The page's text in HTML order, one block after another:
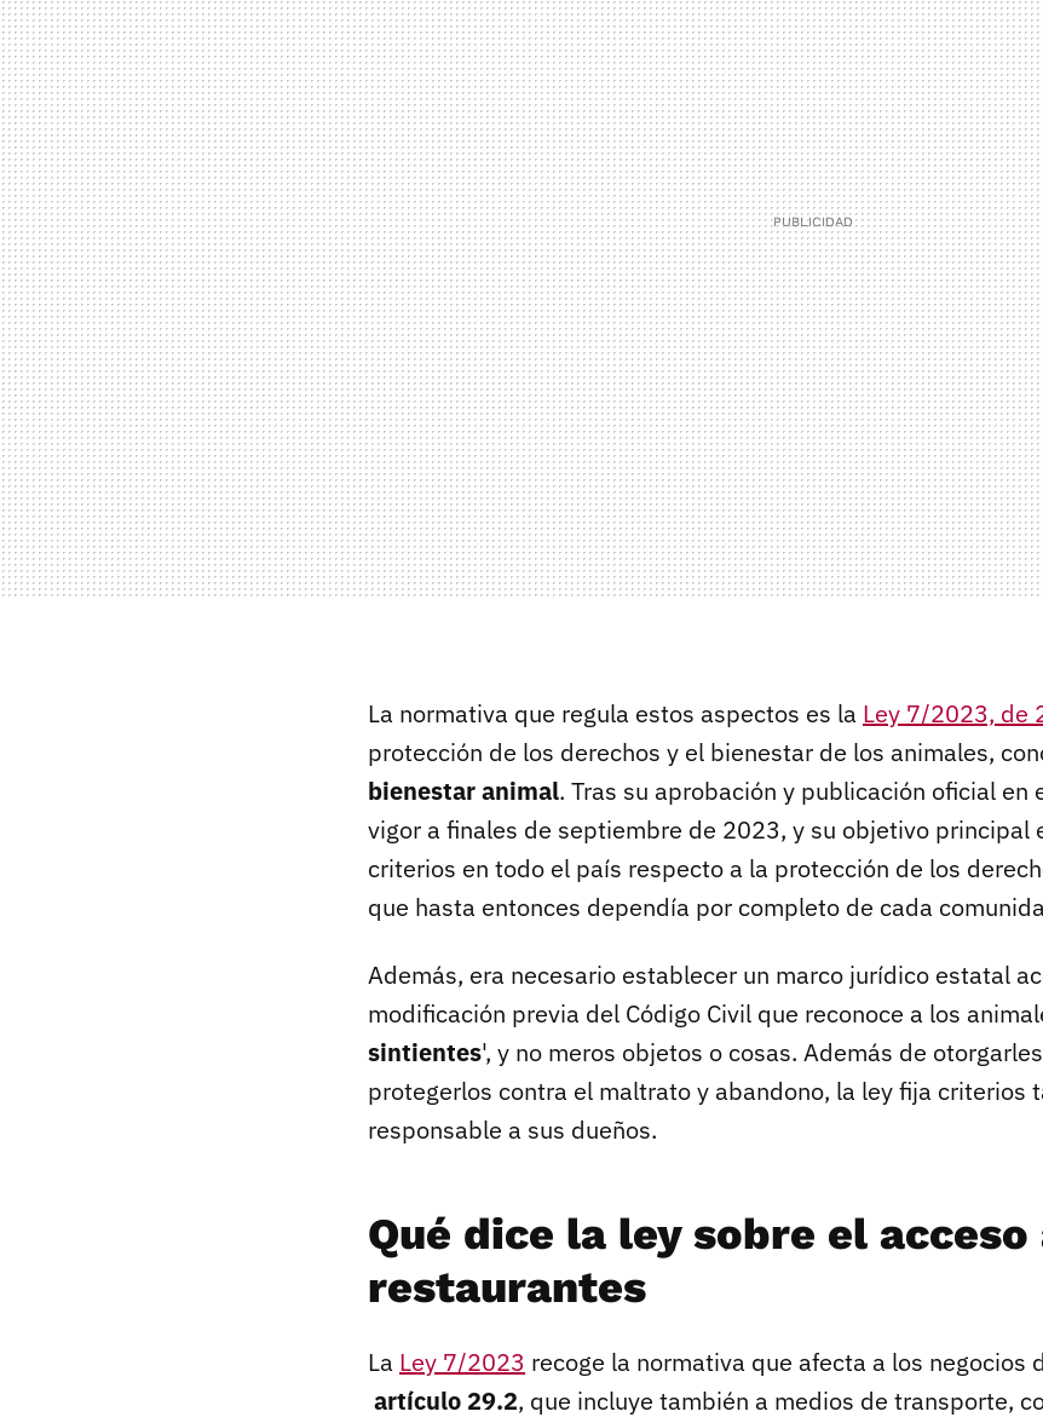
La normativa que regula estos aspectos es la Ley 7/2023, de
protección de los derechos y el bienestar de los animales,
bienestar animal. Tras su aprobación y publicación oficial en
vigor a finales de septiembre de 2023, y su objetivo principal
criterios en todo el país respecto a la protección de los
que hasta entonces dependía por completo de cada
Además, era necesario establecer un marco jurídico estatal
modificación previa del Código Civil que reconoce a los
sintientes', y no meros objetos o cosas. Además de
protegerlos contra el maltrato y abandono, la ley fija criterios
responsable a sus dueños.
Qué dice la ley sobre el acceso
restaurantes
La Ley 7/2023 recoge la normativa que afecta a los negocios
artículo 29.2, que incluye también a medios de transporte,